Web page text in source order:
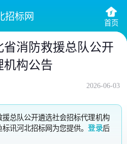
招标网
首页
省消防救援总队公开
机构公告
2026-06-03
援总队公开遴选社会招标代理机构
讯河北招标网为您提供。登录后